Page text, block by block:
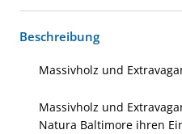
Beschreibung
Massivholz und
Massivholz und
Natura Baltimore ihren